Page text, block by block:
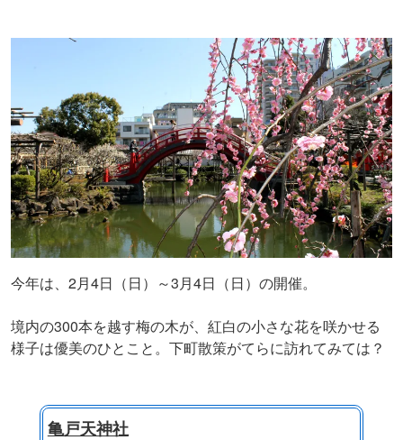
今年は、2月4日（日）～3月4日（日）の開催。
境内の300本を越す梅の木が、紅白の小さな花を咲かせる
様子は優美のひとこと。下町散策がてらに訪れてみては？
亀戸天神社